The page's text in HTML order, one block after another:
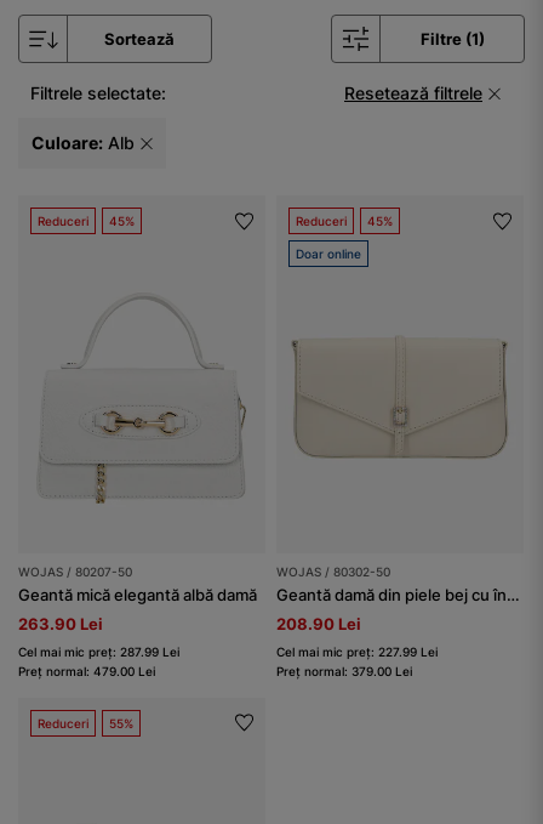
Sortează Filtre (1)
Filtrele selectate: Resetează filtrele
Culoare: Alb
Reduceri 45%
WOJAS / 80207-50
Geantă mică elegantă albă damă
263.90 Lei
Cel mai mic preț: 287.99 Lei
Preț normal: 479.00 Lei
Reduceri 45%
Doar online
WOJAS / 80302-50
Geantă damă din piele bej cu închizătoare decorată cu cristale
208.90 Lei
Cel mai mic preț: 227.99 Lei
Preț normal: 379.00 Lei
Reduceri 55%